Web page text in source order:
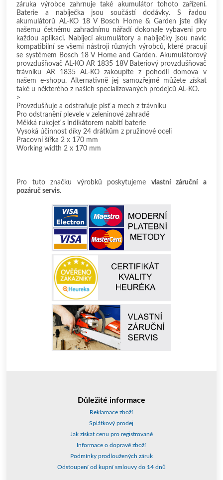
záruka výrobce zahrnuje také akumulátor tohoto zařízení.
Baterie a nabíječka jsou součástí dodávky. S řadou
akumulátorů AL-KO 18 V Bosch Home & Garden jste díky
našemu četnému zahradnímu nářadí dokonale vybaveni pro
každou aplikaci. Nabíjecí akumulátory a nabíječky jsou navíc
kompatibilní se všemi nástroji různých výrobců, které pracují
se systémem Bosch 18 V Home and Garden. Akumulátorový
provzdušňovač AL-KO AR 1835 18V Bateriový provzdušňovač
trávníku AR 1835 AL-KO zakoupíte z pohodlí domova v
našem e-shopu. Alternativně jej samozřejmě můžete získat
také u některého z našich specializovaných prodejců AL-KO.
>
Provzdušňuje a odstraňuje plsť a mech z trávníku
Pro odstranění plevele v zeleninové zahradě
Měkká rukojeť s indikátorem nabití baterie
Vysoká účinnost díky 24 drátkům z pružinové oceli
Pracovní šířka 2 x 170 mm
Working width 2 x 170 mm
Pro tuto značku výrobků poskytujeme vlastní záruční a
pozáruč servis.
Důležité informace
Reklamace zboží
Splátkový prodej
Jak získat cenu pro registrované
Informace o dopravě zboží
Podmínky prodloužených záruk
Odstoupení od kupní smlouvy do 14 dnů